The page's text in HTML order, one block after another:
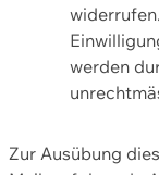
werden
Zur Ausübung